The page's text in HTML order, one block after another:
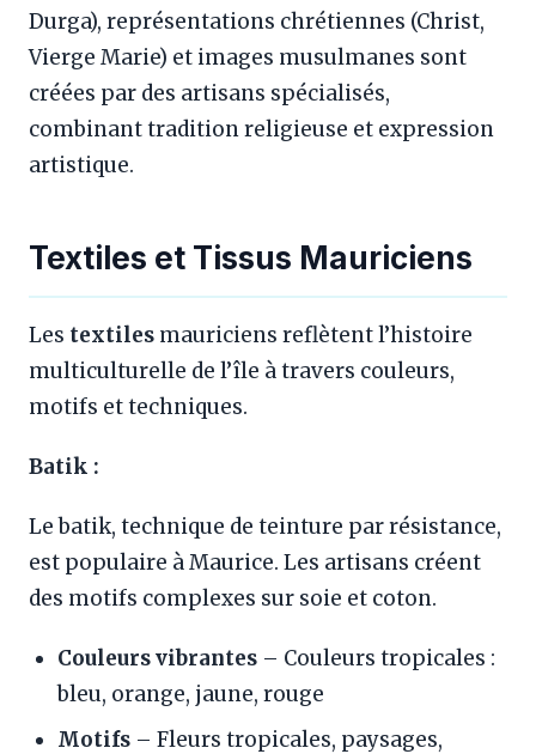
Durga), représentations chrétiennes (Christ,
Vierge Marie) et images musulmanes sont
créées par des artisans spécialisés,
combinant tradition religieuse et expression
artistique.
Textiles et Tissus Mauriciens
Les textiles mauriciens reflètent l’histoire
multiculturelle de l’île à travers couleurs,
motifs et techniques.
Batik :
Le batik, technique de teinture par résistance,
est populaire à Maurice. Les artisans créent
des motifs complexes sur soie et coton.
Couleurs vibrantes – Couleurs tropicales :
bleu, orange, jaune, rouge
Motifs – Fleurs tropicales, paysages,